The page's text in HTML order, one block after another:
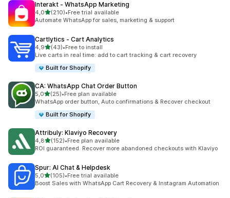
Interakt ‑ WhatsApp Marketing
4,0av 5 stjerner
(210)
Totalt 210 omtaler
•Free trial available
Automate WhatsApp for sales, marketing & support
Cartlytics ‑ Cart Analytics
4,9av 5 stjerner
(43)
Totalt 43 omtaler
•Free to install
Live carts in real time: add to cart tracking & cart recovery
Built for Shopify
CA: WhatsApp Chat Order Button
5,0av 5 stjerner
(25)
Totalt 25 omtaler
•Free plan available
WhatsApp order button, Auto confirmations & Recover checkout
Built for Shopify
Attribuly: Klaviyo Recovery
4,8av 5 stjerner
(152)
Totalt 152 omtaler
•Free plan available
ROI guaranteed. Recover more abandoned checkouts with Klaviyo
Spur: AI Chat & Helpdesk
5,0av 5 stjerner
(105)
Totalt 105 omtaler
•Free trial available
Boost Sales with WhatsApp Cart Recovery & Instagram Automation